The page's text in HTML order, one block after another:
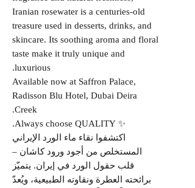
Iranian rosewater is a centuries-old
treasure used in desserts, drinks, and
skincare. Its soothing aroma and floral
taste make it truly unique and
luxurious.
Available now at Saffron Palace,
Radisson Blu Hotel, Dubai Deira
Creek.
✨ Always choose QUALITY.
اكتشفوا نقاء ماء الورد الإيراني
المستخلص من أجود ورود كاشان –
قلب حقول الورد في إيران. يتميّز
برائحته العطرة ونقاوته الطبيعية، ويُعدّ